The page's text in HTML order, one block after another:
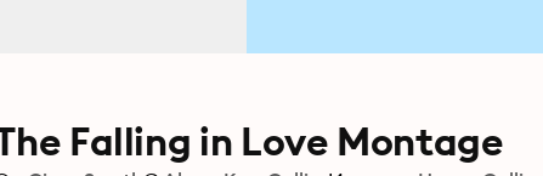
Falling in Love Montage